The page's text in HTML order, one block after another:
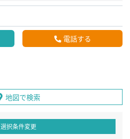
電話する
地図で検索
選択条件変更